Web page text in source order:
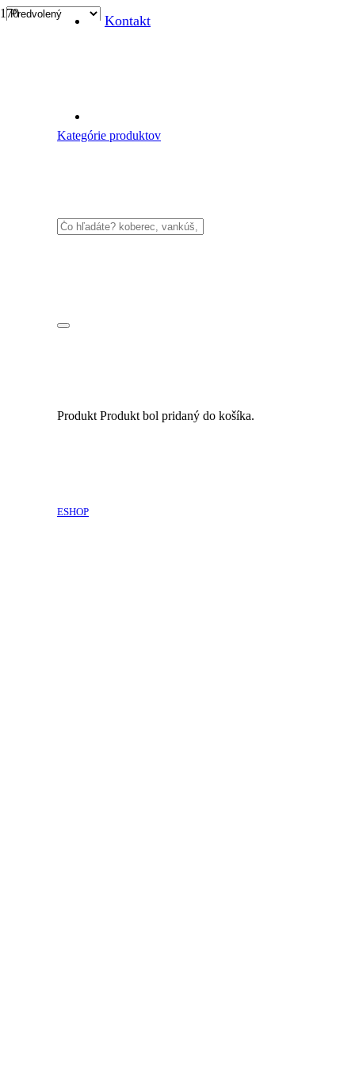
Kontakt
Produkt Produkt bol pridaný do košíka.
ESHOP
Kategórie produktov